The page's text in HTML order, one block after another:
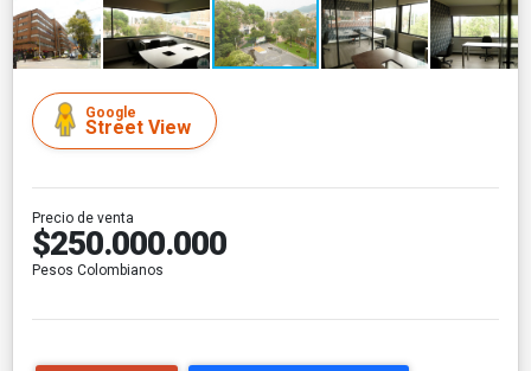
Google
Street View
Precio de venta
$250.000.000
Pesos Colombianos